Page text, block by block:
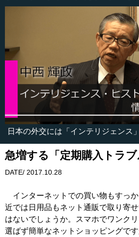
日本の外交には「インテリジェンス
急増する「定期購入トラブ
DATE/ 2017.10.28
インターネットでの買い物もすっ
近では日用品もネット通販で取り寄
はないでしょうか。スマホでワンク
選ばず簡単なネットショッピングで